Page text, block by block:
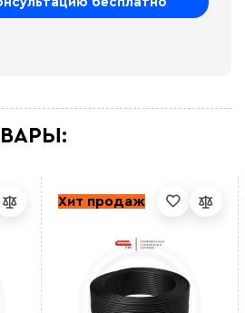
Хит продаж